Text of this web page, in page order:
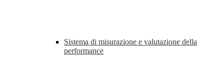
Sistema di misurazione e valutazione della
performance